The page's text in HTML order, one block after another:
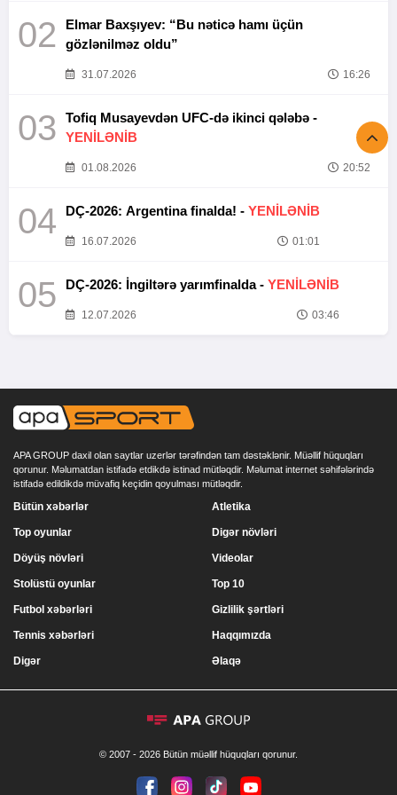
02
Elmar Baxşıyev: “Bu nəticə hamı üçün
gözlənilməz oldu”
31.07.2026 16:26
03
Tofiq Musayevdən UFC-də ikinci qələbə -
YENİLƏNİB
01.08.2026 20:52
04 DÇ-2026: Argentina finalda! - YENİLƏNİB
16.07.2026 01:01
05 DÇ-2026: İngiltərə yarımfinalda - YENİLƏNİB
12.07.2026 03:46
APA GROUP daxil olan saytlar uzerlər tərəfindən tam dəstəklənir. Müəllif hüquqları
qorunur. Məlumatdan istifadə etdikdə istinad mütləqdir. Məlumat internet səhifələrində
istifadə edildikdə müvafiq keçidin qoyulması mütləqdir.
Bütün xəbərlər
Top oyunlar
Döyüş növləri
Stolüstü oyunlar
Atletika
Digər növləri
Videolar
Top 10
Futbol xəbərləri
Tennis xəbərləri
Digər
Gizlilik şərtləri
Haqqımızda
Əlaqə
© 2007 - 2026 Bütün müəllif hüquqları qorunur.